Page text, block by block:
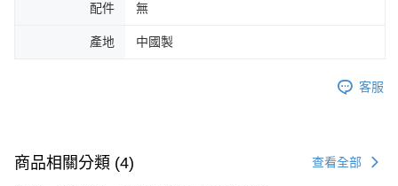
配件 無
產地 中國製
客服
商品相關分類 (4) 查看全部